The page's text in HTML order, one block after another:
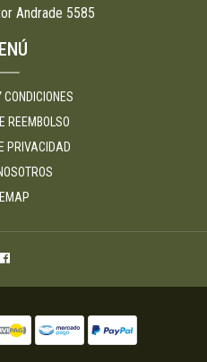
Andrade 5585
REEMBOLSO
PRIVACIDAD